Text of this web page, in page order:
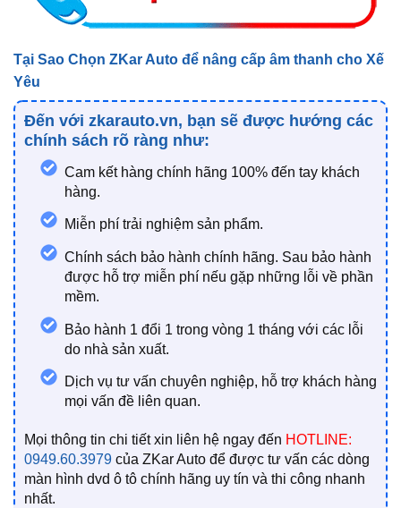
Tại Sao Chọn ZKar Auto để nâng cấp âm thanh cho Xế
Yêu
Đến với zkarauto.vn, bạn sẽ được hướng các
chính sách rõ ràng như:
Cam kết hàng chính hãng 100% đến tay khách
hàng.
Miễn phí trải nghiệm sản phẩm.
Chính sách bảo hành chính hãng. Sau bảo hành
được hỗ trợ miễn phí nếu gặp những lỗi về phần
mềm.
Bảo hành 1 đổi 1 trong vòng 1 tháng với các lỗi
do nhà sản xuất.
Dịch vụ tư vấn chuyên nghiệp, hỗ trợ khách hàng
mọi vấn đề liên quan.
Mọi thông tin chi tiết xin liên hệ ngay đến HOTLINE:
0949.60.3979 của ZKar Auto để được tư vấn các dòng
màn hình dvd ô tô chính hãng uy tín và thi công nhanh
nhất.